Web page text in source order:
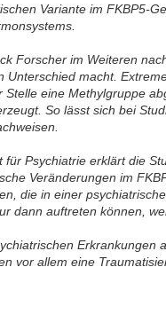
Variante im FKBP5-
Forscher im Weiteren
macht.
eine Methylgruppe
So lässt sich bei
Psychiatrie erklärt die
Veränderungen im
die in einer
dann auftreten können,
vor allem eine